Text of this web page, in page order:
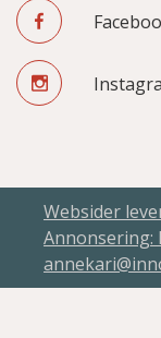
Websider
Annonsering: